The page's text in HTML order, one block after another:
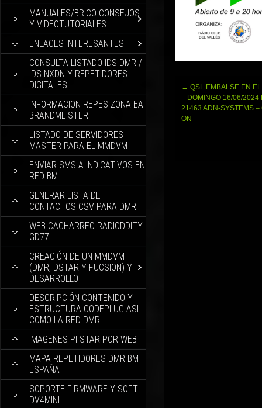
MANUALES/BRICO-CONSEJOS
Y VIDEOTUTORIALES
ENLACES INTERESANTES
CONSULTA LISTADO IDS DMR /
IDS NXDN Y REPETIDORES
DIGITALES
INFORMACION REPES ZONA EA
BRANDMEISTER
LISTADO DE SERVIDORES
MASTER PARA EL MMDVM
ENVIAR SMS A INDICATIVOS EN
RED BM
GENERAR LISTA DE
CONTACTOS CSV PARA DMR
WEB CACHARREO RADIODDITY
GD77
CREACIÓN DE UN MMDVM
(DMR, DSTAR Y FUCSION) Y
DESARROLLO
DESCRIPCIÓN CONTENIDO Y
ESTRUCTURA CODEPLUG ASI
COMO LA RED DMR
IMAGENES PI STAR POR WEB
MAPA REPETIDORES DMR BM
ESPAÑA
SOPORTE FIRMWARE Y SOFT
DV4MINI
Navegación
de
entradas
← QSL EMBALSE EN
– DOMINGO 16/06/2024
21463 ADN-SYSTEMS –
ON